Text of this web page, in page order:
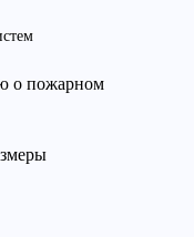
о пожарном